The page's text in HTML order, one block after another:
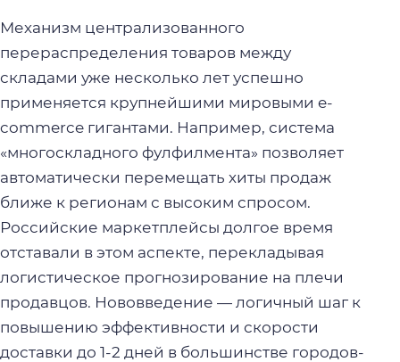
Механизм централизованного
перераспределения товаров между
складами уже несколько лет успешно
применяется крупнейшими мировыми e-
commerce гигантами. Например, система
«многоскладного фулфилмента» позволяет
автоматически перемещать хиты продаж
ближе к регионам с высоким спросом.
Российские маркетплейсы долгое время
отставали в этом аспекте, перекладывая
логистическое прогнозирование на плечи
продавцов. Нововведение — логичный шаг к
повышению эффективности и скорости
доставки до 1-2 дней в большинстве городов-